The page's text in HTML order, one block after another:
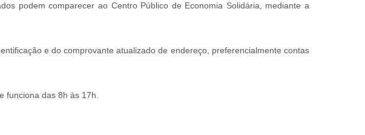
podem comparecer ao Centro Público de Economia Solidária, mediante a
e do comprovante atualizado de endereço, preferencialmente contas
funciona das 8h às 17h.